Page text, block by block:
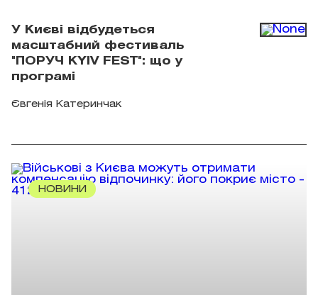
У Києві відбудеться
масштабний фестиваль
"ПОРУЧ KYIV FEST": що у
програмі
Євгенія Катеринчак
НОВИНИ